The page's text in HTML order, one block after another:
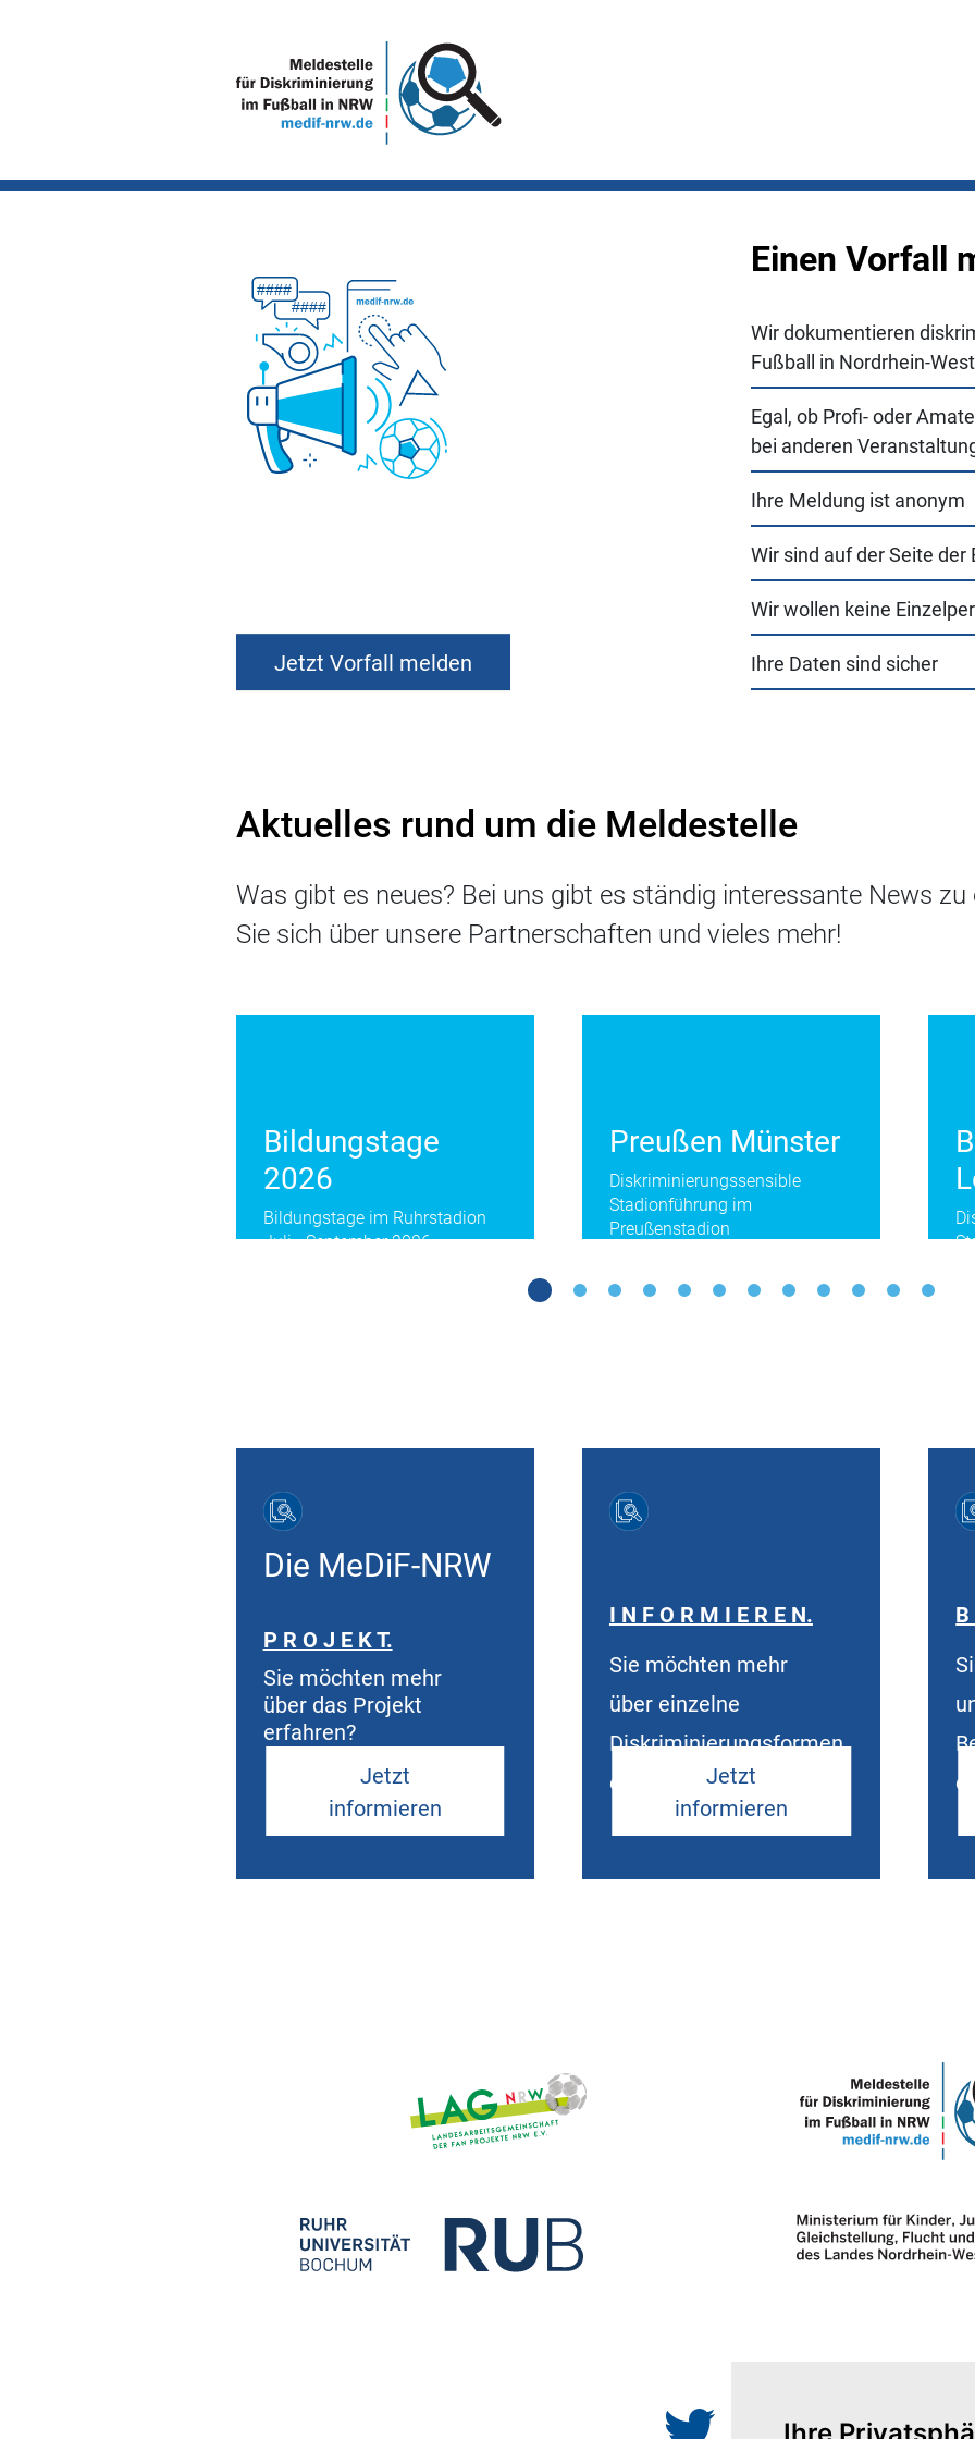
Jetzt Vorfall melden
Einen Vorfall
Wir dokumentieren
Fußball in Nordrhein-
Egal, ob Profi- oder
bei anderen
Ihre Meldung ist anonym
Wir sind auf der Seite der
Wir wollen keine
Ihre Daten sind sicher
Aktuelles rund um die Meldestelle
Was gibt es neues? Bei uns gibt es ständig interessante News
Sie sich über unsere Partnerschaften und vieles mehr!
Bildungstage
2026
Bildungstage im Ruhrstadion
Juli - September 2026
Preußen Münster
Diskriminierungssensible
Stadionführung im
Preußenstadion
Die MeDiF-NRW
P R O J E K T.
Sie möchten mehr
über das Projekt
erfahren?
Jetzt
informieren
I N F O R M I E R E N.
Sie möchten mehr
über einzelne
Diskriminierungsformen
erfahren?
Jetzt
informieren
B